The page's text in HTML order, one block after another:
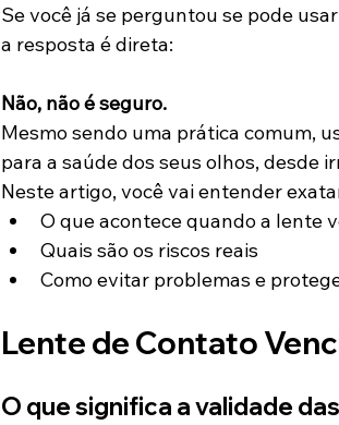
Se você já se perguntou se pode
a resposta é direta:
Não, não é seguro.
Mesmo sendo uma prática comum,
para a saúde dos seus olhos, desde
Neste artigo, você vai entender
O que acontece quando a lente
Quais são os riscos reais
Como evitar problemas e
Lente de Contato
O que significa a validade